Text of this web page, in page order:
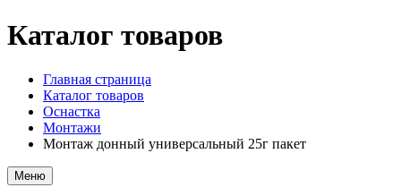
Каталог товаров
Главная страница
Каталог товаров
Оснастка
Монтажи
Монтаж донный универсальный 25г пакет
Меню